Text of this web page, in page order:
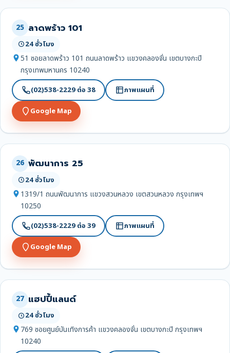
25 ลาดพร้าว 101
24 ชั่วโมง
51 ซอยลาดพร้าว 101 ถนนลาดพร้าว แขวงคลองจั่น เขตบางกะปิ
กรุงเทพมหานคร 10240
(02)538-2229 ต่อ 38 ภาพแผนที่
Google Map
26 พัฒนาการ 25
24 ชั่วโมง
1319/1 ถนนพัฒนาการ แขวงสวนหลวง เขตสวนหลวง กรุงเทพฯ
10250
(02)538-2229 ต่อ 39 ภาพแผนที่
Google Map
27 แฮปปี้แลนด์
24 ชั่วโมง
769 ซอยศูนย์บันเทิงการค้า แขวงคลองจั่น เขตบางกะปิ กรุงเทพฯ
10240